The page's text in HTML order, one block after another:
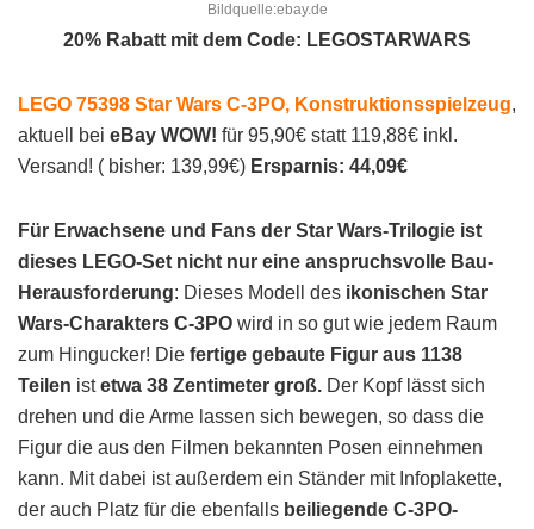
Bildquelle:ebay.de
20% Rabatt mit dem Code: LEGOSTARWARS
LEGO 75398 Star Wars C-3PO, Konstruktionsspielzeug,
aktuell bei eBay WOW! für 95,90€ statt 119,88€ inkl.
Versand! ( bisher: 139,99€) Ersparnis: 44,09€
Für Erwachsene und Fans der Star Wars-Trilogie ist
dieses LEGO-Set nicht nur eine anspruchsvolle Bau-
Herausforderung: Dieses Modell des ikonischen Star
Wars-Charakters C-3PO wird in so gut wie jedem Raum
zum Hingucker! Die fertige gebaute Figur aus 1138
Teilen istetwa 38 Zentimeter groß. Der Kopf lässt sich
drehen und die Arme lassen sich bewegen, so dass die
Figur die aus den Filmen bekannten Posen einnehmen
kann. Mit dabei ist außerdem ein Ständer mit Infoplakette,
der auch Platz für die ebenfalls beiliegende C-3PO-